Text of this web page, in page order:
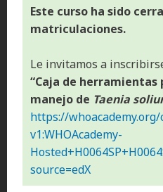
Este curso ha sido
matriculaciones.
Le invitamos a
“Caja de
manejo de Taenia
https://
v1:WHOAcademy-
source=edX